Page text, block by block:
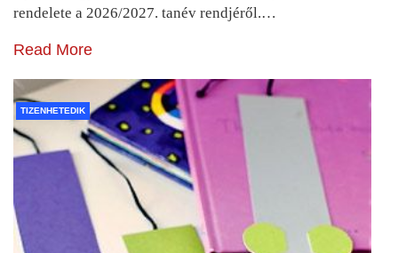
rendelete a 2026/2027. tanév rendjéről.…
Read More
TIZENHETEDIK